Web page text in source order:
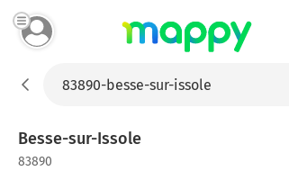
Besse-sur-Issole
83890